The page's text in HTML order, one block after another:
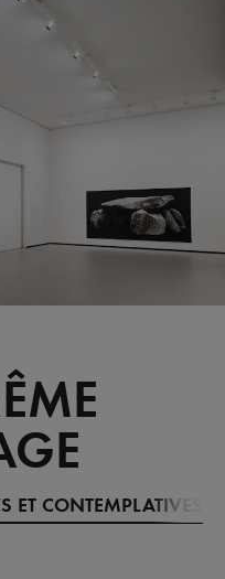
ET CONTEMPLATIVES